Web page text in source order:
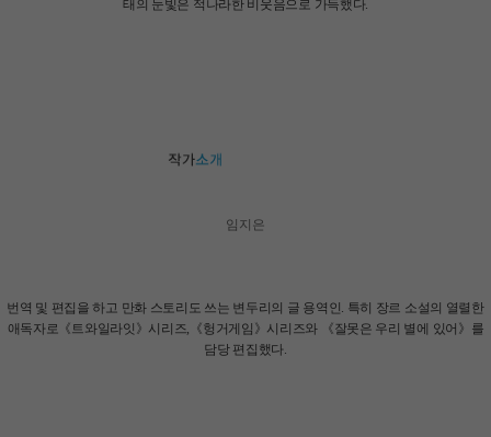
태의 눈빛은 적나라한 비웃음으로 가득했다.
임지은
번역 및 편집을 하고 만화 스토리도 쓰는 변두리의 글 용역인. 특히 장르 소설의 열렬한
애독자로《트와일라잇》시리즈,《헝거게임》시리즈와 《잘못은 우리 별에 있어》를
담당 편집했다.